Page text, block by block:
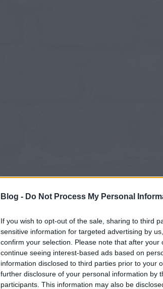
Blog - Do Not Process My Personal
If you wish to opt-out of the sale, sharing to third
sensitive information for targeted advertising by
confirm your selection. Please note that after
continue seeing interest-based ads based on
information disclosed to third parties prior to your
further disclosure of your personal information by
participants. This information may also be